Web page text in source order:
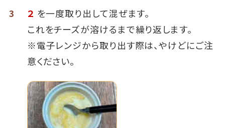
3 ２ を一度取り出して混ぜます。
これをチーズが溶けるまで繰り返します。
※電子レンジから取り出す際は、やけどにご注
意ください。